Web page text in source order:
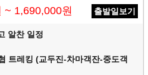
~ 1,690,000원 출발일보기
알찬 일정
트레킹 (교두진-차마객잔-중도객